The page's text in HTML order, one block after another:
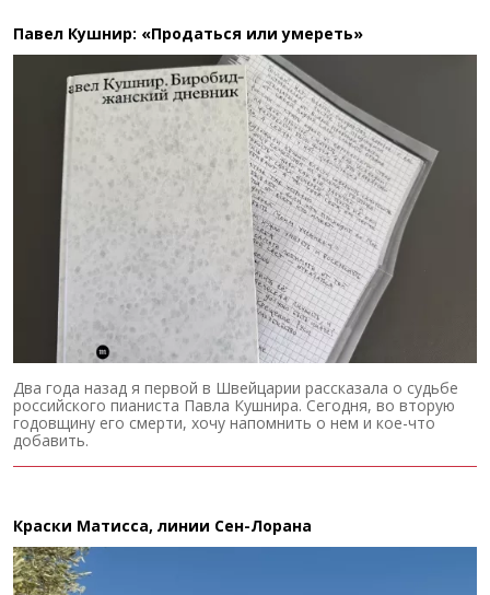
Павел Кушнир: «Продаться или умереть»
Два года назад я первой в Швейцарии рассказала о судьбе
российского пианиста Павла Кушнира. Сегодня, во вторую
годовщину его смерти, хочу напомнить о нем и кое-что
добавить.
Краски Матисса, линии Сен-Лорана